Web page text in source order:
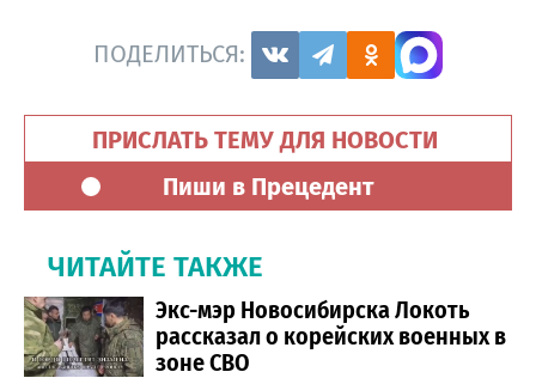
ПОДЕЛИТЬСЯ:
ПРИСЛАТЬ ТЕМУ ДЛЯ НОВОСТИ
Пиши в Прецедент
ЧИТАЙТЕ ТАКЖЕ
Экс-мэр Новосибирска Локоть
рассказал о корейских военных в
зоне СВО